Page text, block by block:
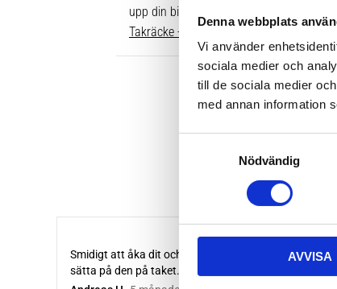
Denna webbplats
Vi använder
sociala medier och
till de sociala medier
med annan information
k
e
Nödvändig
AVVISA
upp din bil. Där ser du enkelt vilken längd
Takräcke - kompletta paket >>